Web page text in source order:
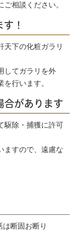
相談ください。
！
天下の化粧ガラリ
してガラリを外
行います。
合があります
駆除・捕獲に許可
ますので、遠慮な
断固お断り